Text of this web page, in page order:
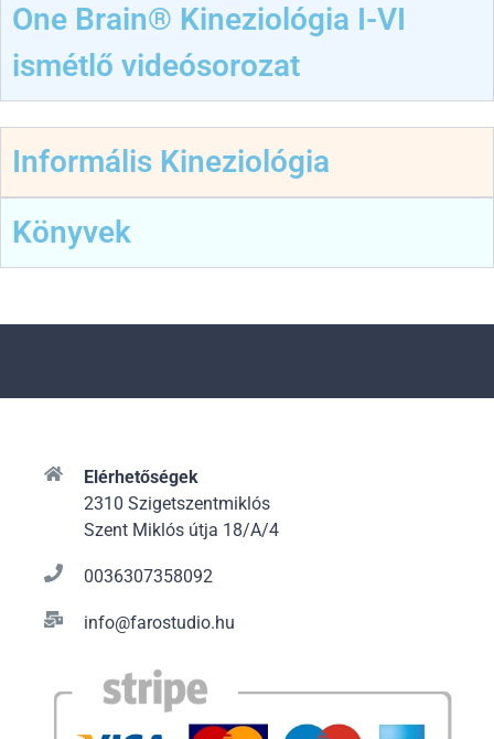
One Brain® Kineziológia I-VI
ismétlő videósorozat
Informális Kineziológia
Könyvek
Elérhetőségek
2310 Szigetszentmiklós
Szent Miklós útja 18/A/4
0036307358092
info@farostudio.hu